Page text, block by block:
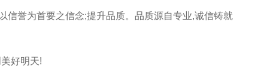
信誉为首要之信念;提升品质。品质源自专业,诚信铸就
好明天!